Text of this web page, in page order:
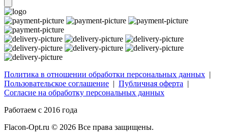
Политика в отношении обработки персональных данных |
Пользовательское соглашение | Публичная оферта |
Согласие на обработку персональных данных
Работаем с 2016 года
Flacon-Opt.ru © 2026 Все права защищены.